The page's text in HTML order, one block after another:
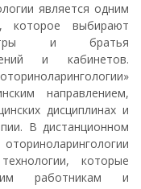
является одним
которое выбирают
и братья
и кабинетов.
направлением,
дисциплинах и
В дистанционном
которые
работникам и